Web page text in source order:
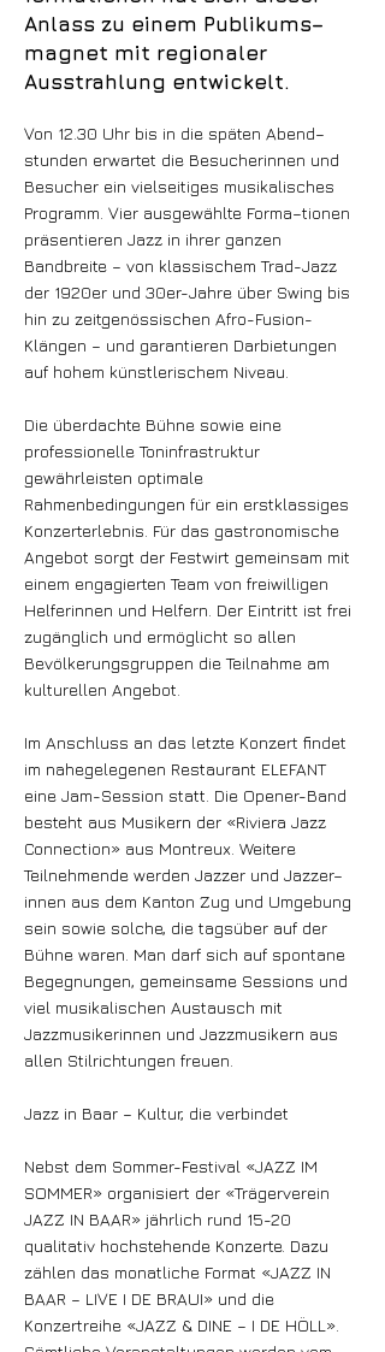
Anlass zu einem Publikums–
magnet mit regionaler
Ausstrahlung entwickelt.
Von 12.30 Uhr bis in die späten Abend–
stunden erwartet die Besucherinnen und
Besucher ein vielseitiges musikalisches
Programm. Vier ausgewählte Forma–tionen
präsentieren Jazz in ihrer ganzen
Bandbreite – von klassischem Trad-Jazz
der 1920er und 30er-Jahre über Swing bis
hin zu zeitgenössischen Afro-Fusion-
Klängen – und garantieren Darbietungen
auf hohem künstlerischem Niveau.
Die überdachte Bühne sowie eine
professionelle Toninfrastruktur
gewährleisten optimale
Rahmenbedingungen für ein erstklassiges
Konzerterlebnis. Für das gastronomische
Angebot sorgt der Festwirt gemeinsam mit
einem engagierten Team von freiwilligen
Helferinnen und Helfern. Der Eintritt ist frei
zugänglich und ermöglicht so allen
Bevölkerungsgruppen die Teilnahme am
kulturellen Angebot.
Im Anschluss an das letzte Konzert findet
im nahegelegenen Restaurant ELEFANT
eine Jam-Session statt. Die Opener-Band
besteht aus Musikern der «Riviera Jazz
Connection» aus Montreux. Weitere
Teilnehmende werden Jazzer und Jazzer–
innen aus dem Kanton Zug und Umgebung
sein sowie solche, die tagsüber auf der
Bühne waren. Man darf sich auf spontane
Begegnungen, gemeinsame Sessions und
viel musikalischen Austausch mit
Jazzmusikerinnen und Jazzmusikern aus
allen Stilrichtungen freuen.
Jazz in Baar – Kultur, die verbindet
Nebst dem Sommer-Festival «JAZZ IM
SOMMER» organisiert der «Trägerverein
JAZZ IN BAAR» jährlich rund 15-20
qualitativ hochstehende Konzerte. Dazu
zählen das monatliche Format «JAZZ IN
BAAR – LIVE I DE BRAUI» und die
Konzertreihe «JAZZ & DINE – I DE HÖLL».